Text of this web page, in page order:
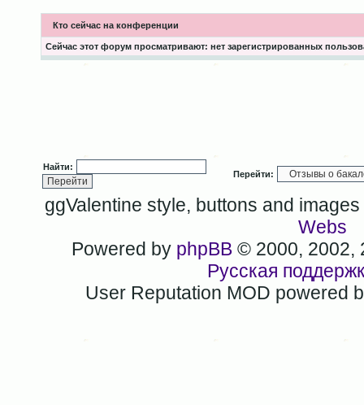
Кто сейчас на конференции
Сейчас этот форум просматривают: нет зарегистрированных
Найти:
Перейти:
ggValentine style, buttons and
Webs
Powered by phpBB © 2000, 2002,
Русская
User Reputation MOD powered